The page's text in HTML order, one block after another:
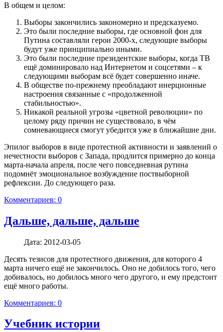
В общем и целом:
Выборы закончились закономерно и предсказуемо.
Это были последние выборы, где основной фон для
Путина составляли герои 2000-х, следующие выборы
будут уже принципиально иными.
Это были последние президентские выборы, когда ТВ
ещё доминировало над Интернетом и соцсетями – к
следующими выборам всё будет совершенно иначе.
В обществе по-прежнему преобладают инерционные
настроения связанные с «продолженной
стабильностью».
Никакой реальной угрозы «цветной революции» по
целому ряду причин не существовало, в чём
сомневающиеся смогут убедится уже в ближайшие дни.
Эпилог выборов в виде протестной активности и заявлений о
нечестности выборов с Запада, продлится примерно до конца
марта-начала апреля, после чего повседневная рутина
подомнёт эмоциональное возбуждение поствыборной
рефлексии. До следующего раза.
Комментариев: 0
Дальше, дальше, дальше
Дата: 2012-03-05
Десять тезисов для протестного движения, для которого 4
марта ничего ещё не закончилось. Оно не добилось того, чего
добивалось, но добилось много чего другого, и ему предстоит
ещё много работы.
Комментариев: 0
Учебник истории